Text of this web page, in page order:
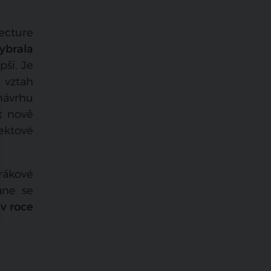
Je
nově
se
roce